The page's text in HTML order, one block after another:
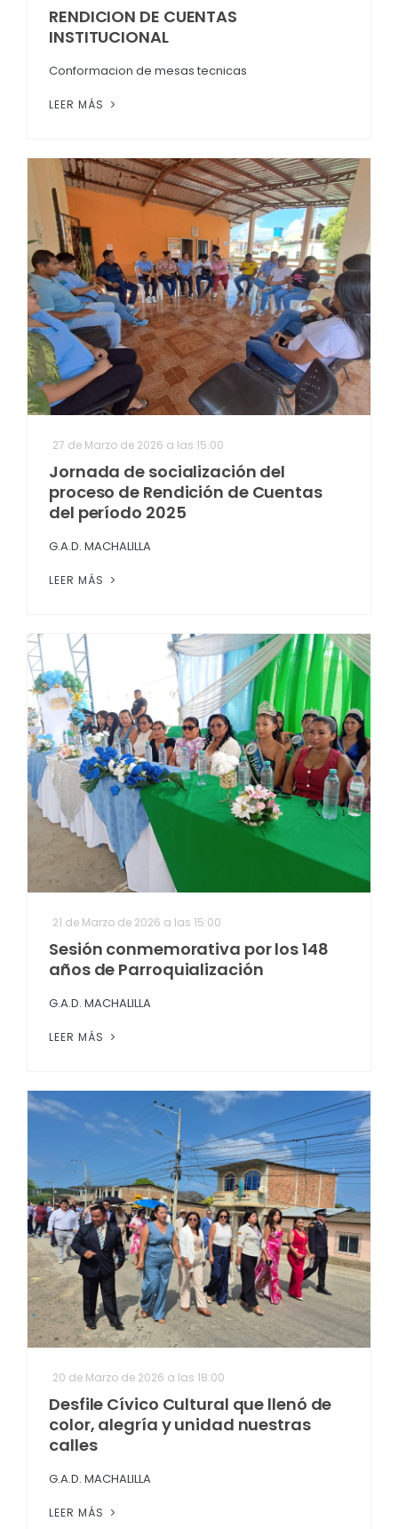
RENDICION DE CUENTAS
INSTITUCIONAL
Conformacion de mesas tecnicas
LEER MÁS
27 de Marzo de 2026 a las 15:00
Jornada de socialización del
proceso de Rendición de Cuentas
del período 2025
G.A.D. MACHALILLA
LEER MÁS
21 de Marzo de 2026 a las 15:00
Sesión conmemorativa por los 148
años de Parroquialización
G.A.D. MACHALILLA
LEER MÁS
20 de Marzo de 2026 a las 18:00
Desfile Cívico Cultural que llenó de
color, alegría y unidad nuestras
calles
G.A.D. MACHALILLA
LEER MÁS